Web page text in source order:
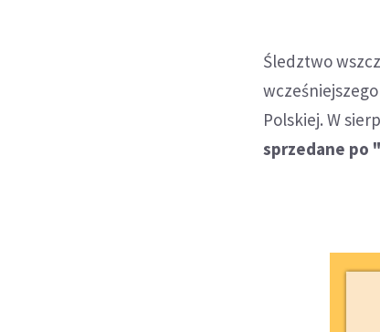
Śledztwo
Polskiej. W
sprzedane po